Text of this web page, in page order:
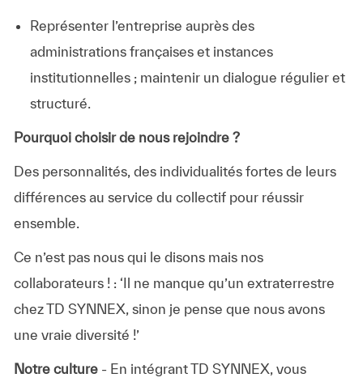
Représenter l’entreprise auprès des
administrations françaises et instances
institutionnelles ; maintenir un dialogue régulier et
structuré.
Pourquoi choisir de nous rejoindre ?
Des personnalités, des individualités fortes de leurs
différences au service du collectif pour réussir
ensemble.
Ce n’est pas nous qui le disons mais nos
collaborateurs ! : ‘Il ne manque qu’un extraterrestre
chez TD SYNNEX, sinon je pense que nous avons
une vraie diversité !’
Notre culture- En intégrant TD SYNNEX, vous